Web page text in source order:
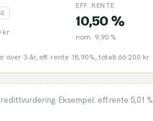
kr
EFF. RENTE
10,50 %
nom. 9,90 %
over 3 år, eff. rente 18,90%, totalt 66 200 kr
Eksempel: eff.rente 5,01 %